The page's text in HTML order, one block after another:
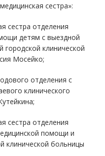
сестра»:
сестра отделения
детям с выездной
клинической
Мосейко;
отделения с
клинического
сестра отделения
помощи и
клинической больницы